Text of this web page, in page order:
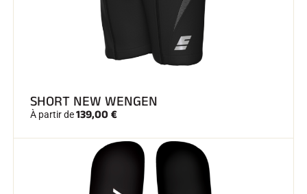
SHORT NEW WENGEN
À partir de139,00 €